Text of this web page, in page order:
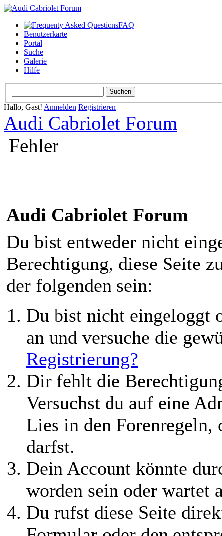
FAQ
Benutzerkarte
Portal
Suche
Galerie
Hilfe
Hallo, Gast! Anmelden Registrieren
Audi Cabriolet Forum
Fehler
Audi Cabriolet Forum
Du bist entweder nicht
Berechtigung, diese Seite
der folgenden sein:
Du bist nicht eingeloggt
an und versuche die
Registrierung?
Dir fehlt die
Versuchst du auf eine
Lies in den Forenregeln,
darfst.
Dein Account könnte
worden sein oder wartet
Du rufst diese Seite